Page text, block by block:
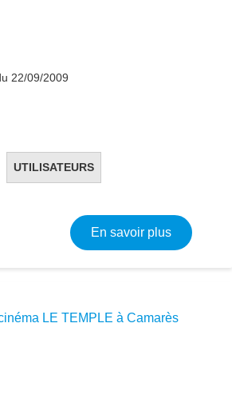
22/09/2009
UTILISATEURS
En savoir plussur
LE TEMPLE à Camarès